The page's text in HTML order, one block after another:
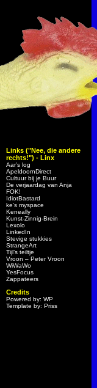
Links ("Nee, die andere
rechts!") - Linx
Aar’s log
ApeldoornDirect
Cultuur bij je Buur
De verjaardag van Anja
FOK!
IdiotBastard
ke's myspace
Keneally
Kunst-Zinnig-Brein
Lexolo
LinkedIn
Stevige stukkies
StrangeArt
Tijl’s teiltje
Vroon – Peter Vroon
WiWaWo
YesFocus
Zappateers
Credits
Powered by: WP
Template by: Priss